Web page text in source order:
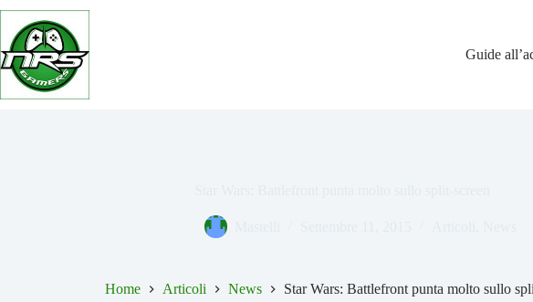
Salta
contenuto
Guide
Home Articoli News Star Wars: Battlefront punta molto sullo